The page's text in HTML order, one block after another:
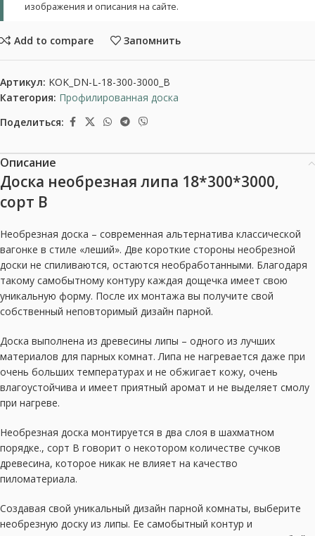
изображения и описания на сайте.
Add to compare Запомнить
Артикул: KOK_DN-L-18-300-3000_B
Категория: Профилированная доска
Поделиться:
Описание
Доска необрезная липа 18*300*3000,
сорт В
Необрезная доска – современная альтернатива классической
вагонке в стиле «леший». Две короткие стороны необрезной
доски не спиливаются, остаются необработанными. Благодаря
такому самобытному контуру каждая дощечка имеет свою
уникальную форму. После их монтажа вы получите свой
собственный неповторимый дизайн парной.
Доска выполнена из древесины липы – одного из лучших
материалов для парных комнат. Липа не нагревается даже при
очень больших температурах и не обжигает кожу, очень
влагоустойчива и имеет приятный аромат и не выделяет смолу
при нагреве.
Необрезная доска монтируется в два слоя в шахматном
порядке., сорт В говорит о некотором количестве сучков
древесина, которое никак не влияет на качество
пиломатериала.
Создавая свой уникальный дизайн парной комнаты, выберите
необрезную доску из липы. Ее самобытный контур и